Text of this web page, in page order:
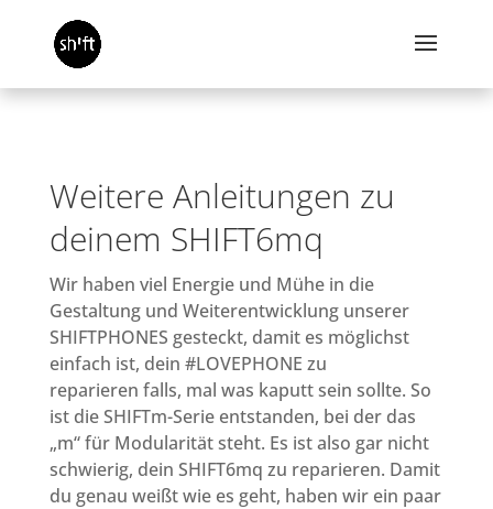
Weitere Anleitungen zu
deinem SHIFT6mq
Wir haben viel Energie und Mühe in die
Gestaltung und Weiterentwicklung unserer
SHIFTPHONES gesteckt, damit es möglichst
einfach ist, dein #LOVEPHONE zu
reparieren falls, mal was kaputt sein sollte. So
ist die SHIFTm-Serie entstanden, bei der das
„m“ für Modularität steht. Es ist also gar nicht
schwierig, dein SHIFT6mq zu reparieren. Damit
du genau weißt wie es geht, haben wir ein paar